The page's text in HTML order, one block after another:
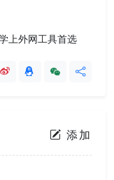
上外网工具首选
添加